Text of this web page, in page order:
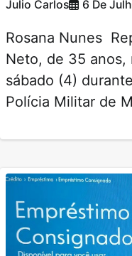
Julio Carlos 6 De
Rosana Nunes
Neto, de 35 anos,
sábado (4)
Polícia Militar de